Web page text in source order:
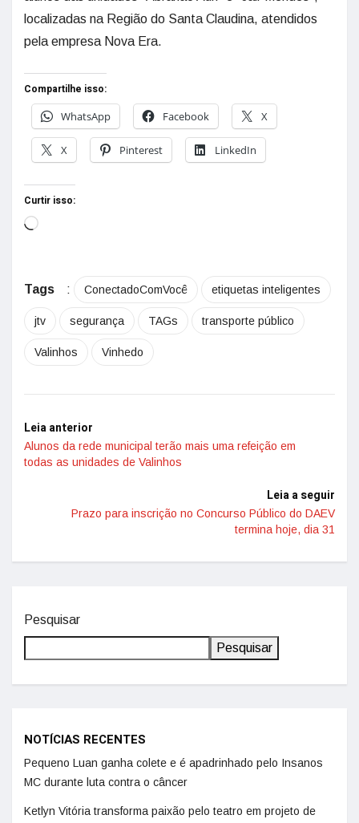
localizadas na Região do Santa Claudina, atendidos
pela empresa Nova Era.
Compartilhe isso:
WhatsApp
Facebook X
X Pinterest LinkedIn
Curtir isso:
Tags : ConectadoComVocê etiquetas inteligentes
jtv segurança TAGs transporte público
Valinhos Vinhedo
Leia anterior
Alunos da rede municipal terão mais uma refeição em
todas as unidades de Valinhos
Leia a seguir
Prazo para inscrição no Concurso Público do DAEV
termina hoje, dia 31
Pesquisar
Pesquisar
NOTÍCIAS RECENTES
Pequeno Luan ganha colete e é apadrinhado pelo Insanos
MC durante luta contra o câncer
Ketlyn Vitória transforma paixão pelo teatro em projeto de